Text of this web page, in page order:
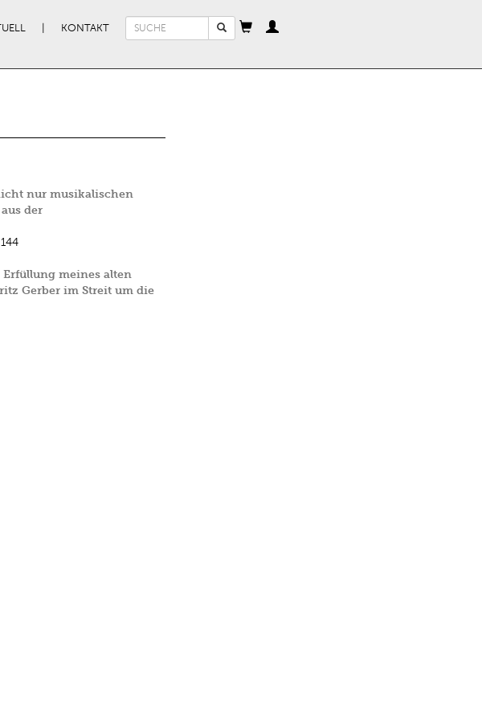
KONTAKT
Suchformular
nur musikalischen
der
meines alten
Gerber im Streit um die